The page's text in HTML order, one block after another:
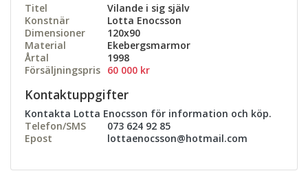
Titel
Vilande i sig själv
Konstnär
Lotta Enocsson
Dimensioner
120x90
Material
Ekebergsmarmor
Årtal
1998
Försäljningspris 60 000 kr
Kontaktuppgifter
Kontakta Lotta Enocsson för information och köp.
Telefon/SMS
073 624 92 85
Epost
lottaenocsson@hotmail.com